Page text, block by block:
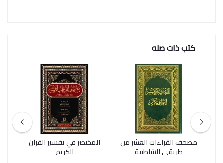
كتب ذات صله
مصحف القراءات العشر من
طريقي الشاطبية
المختصر في تفسير القرآن
الكريم